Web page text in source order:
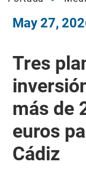
May 27,
Tres
más de
euros
Cádiz